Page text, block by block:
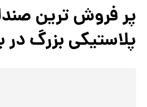
پر فروش ترین
پلاستیکی بزرگ در